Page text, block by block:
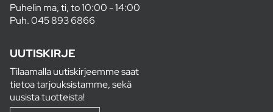
Puhelin ma, ti, to 10:00 - 14:00
Puh.045 893 6866
UUTISKIRJE
Tilaamalla uutiskirjeemme saat
tietoa tarjouksistamme, sekä
uusista tuotteista!